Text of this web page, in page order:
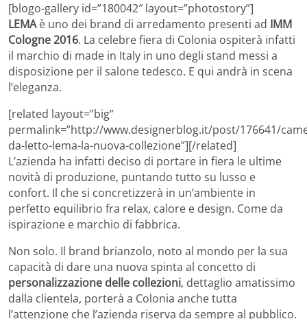
[blogo-gallery id=”180042″ layout=”photostory”]
LEMAè uno dei brand di arredamento presenti ad IMM
Cologne 2016. La celebre fiera di Colonia ospiterà infatti
il marchio di made in Italy in uno degli stand messi a
disposizione per il salone tedesco. E qui andrà in scena
l’eleganza.
[related layout=”big”
permalink=”http://www.designerblog.it/post/176641/
da-letto-lema-la-nuova-collezione”][/related]
L’azienda ha infatti deciso di portare in fiera le ultime
novità di produzione, puntando tutto su lusso e
confort. Il che si concretizzerà in un’ambiente in
perfetto equilibrio fra relax, calore e design. Come da
ispirazione e marchio di fabbrica.
Non solo. Il brand brianzolo, noto al mondo per la sua
capacità di dare una nuova spinta al concetto di
personalizzazione delle collezioni, dettaglio amatissimo
dalla clientela, porterà a Colonia anche tutta
l’attenzione che l’azienda riserva da sempre al pubblico.